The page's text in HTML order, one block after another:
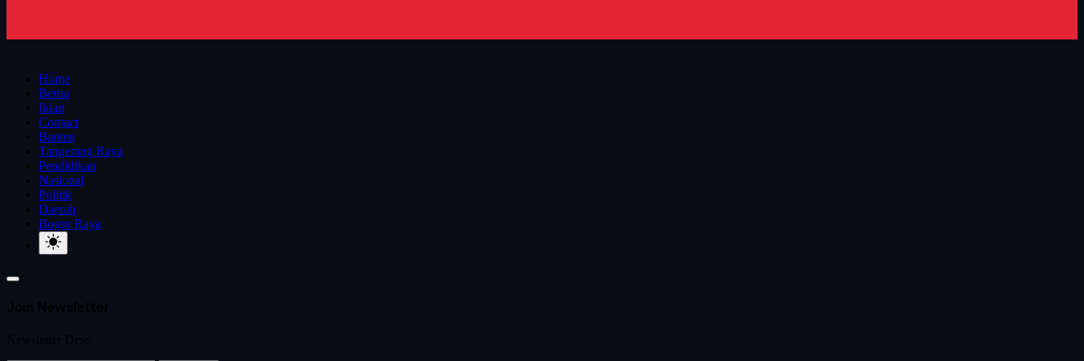
Home
Berita
Iklan
Contact
Banten
Tangerang Raya
Pendidikan
Nasional
Politik
Daerah
Bogor Raya